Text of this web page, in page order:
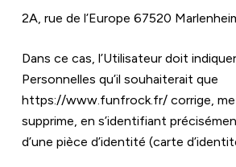
2A, rue de l’Europe 67520
Dans ce cas, l’Utilisateur doit
https://www.funfrock.fr/ corrige,
supprime, en s’identifiant
d’une pièce d’identité (carte